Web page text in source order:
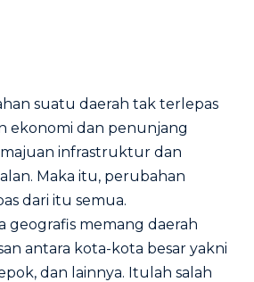
suatu daerah tak terlepas
ekonomi dan penunjang
infrastruktur dan
Maka itu, perubahan
dari itu semua.
geografis memang daerah
antara kota-kota besar yakni
dan lainnya. Itulah salah